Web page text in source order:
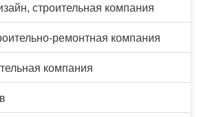
строительная компания
ремонтная компания
компания